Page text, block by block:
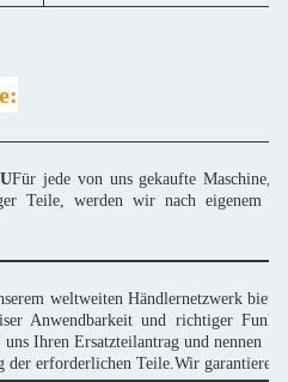
Für jede von uns gekaufte Maschine,
Teile, werden wir nach eigenem
weltweiten Händlernetzwerk
Anwendbarkeit und richtiger
uns Ihren Ersatzteilantrag und nennen
der erforderlichen Teile.Wir